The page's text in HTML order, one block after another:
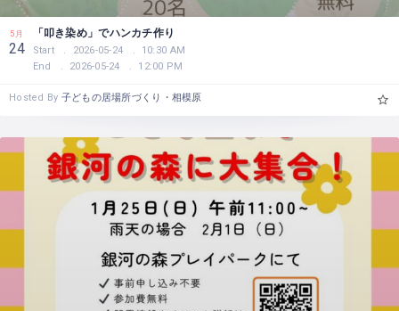
5月
24
「叩き染め」でハンカチ作り
Start 2026-05-24
10:30 AM
End
2026-05-24 12:00 PM
Hosted By 子どもの居場所づくり・相模原